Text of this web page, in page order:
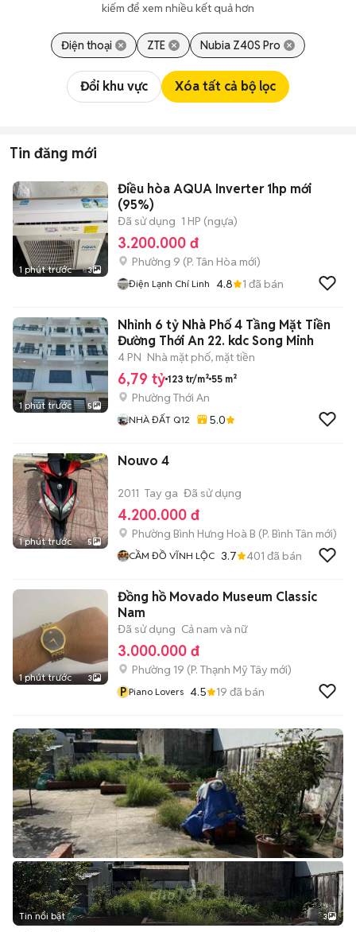
kiếm để xem nhiều kết quả hơn
Điện thoại ZTE Nubia Z40S Pro
Đổi khu vực Xóa tất cả bộ lọc
Tin đăng mới
1 phút trước 3
Điều hòa AQUA Inverter 1hp mới
(95%)
Đã sử dụng 1 HP (ngựa)
3.200.000 đ
Phường 9 (P. Tân Hòa mới)
Điện Lạnh Chí Linh 4.8 1 đã bán
1 phút trước 5
Nhỉnh 6 tỷ Nhà Phố 4 Tầng Mặt Tiền
Đường Thới An 22. kdc Song Minh
4 PN Nhà mặt phố, mặt tiền
6,79 tỷ 123 tr/m² 55 m²
Phường Thới An
NHÀ ĐẤT Q12 5.0
1 phút trước 5
Nouvo 4
2011 Tay ga Đã sử dụng
4.200.000 đ
Phường Bình Hưng Hoà B (P. Bình Tân mới)
CẦM ĐỒ VĨNH LỘC 3.7 401 đã bán
1 phút trước 3
Đồng hồ Movado Museum Classic
Nam
Đã sử dụng Cả nam và nữ
3.000.000 đ
Phường 19 (P. Thạnh Mỹ Tây mới)
P Piano Lovers 4.5 19 đã bán
Tin nổi bật 3